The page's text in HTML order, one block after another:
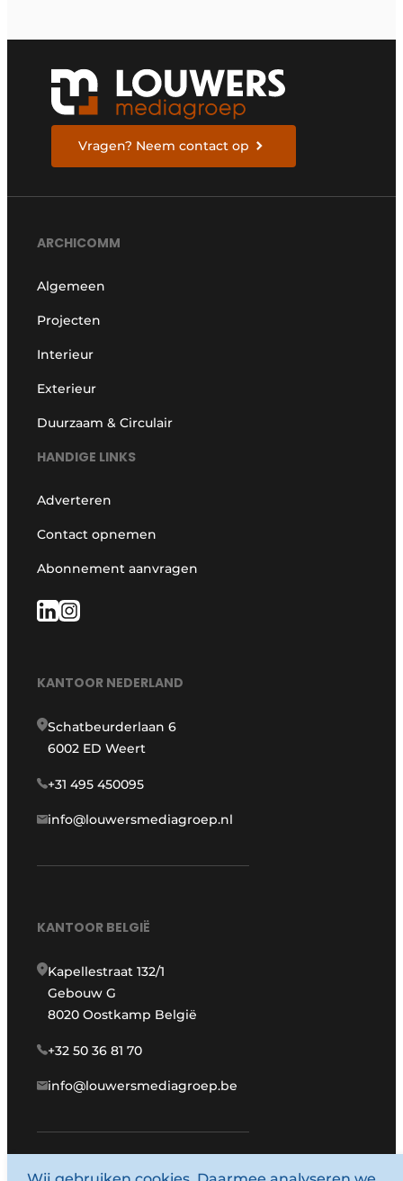
Vragen? Neem contact op
ARCHICOMM
Algemeen
Projecten
Interieur
Exterieur
Duurzaam & Circulair
HANDIGE LINKS
Adverteren
Contact opnemen
Abonnement aanvragen
KANTOOR NEDERLAND
Schatbeurderlaan 6
6002 ED Weert
+31 495 450095
info@louwersmediagroep.nl
KANTOOR BELGIË
Kapellestraat 132/1
Gebouw G
8020 Oostkamp België
+32 50 36 81 70
info@louwersmediagroep.be